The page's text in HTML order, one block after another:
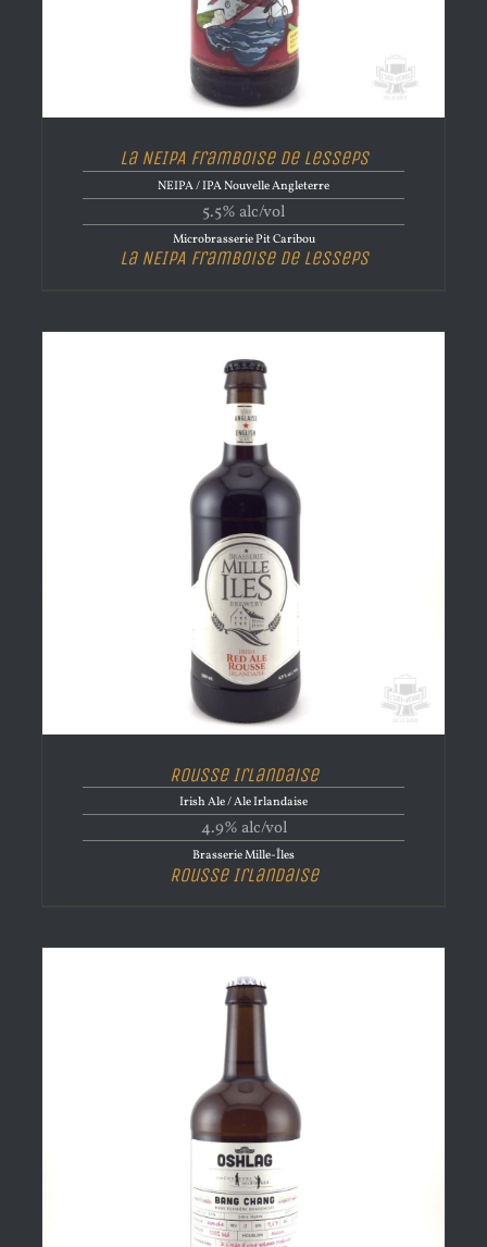
La NEIPA Framboise de Lesseps
NEIPA / IPA Nouvelle Angleterre
5.5% alc/vol
Microbrasserie Pit Caribou
La NEIPA Framboise de Lesseps
Rousse Irlandaise
Irish Ale / Ale Irlandaise
4.9% alc/vol
Brasserie Mille-Îles
Rousse Irlandaise